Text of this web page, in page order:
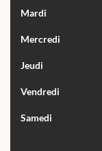
Mardi
Mercredi
Jeudi
Vendredi
Samedi